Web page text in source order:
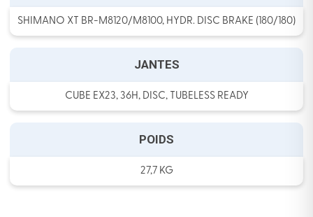
SHIMANO XT BR-M8120/M8100, HYDR. DISC BRAKE (180/180)
JANTES
CUBE EX23, 36H, DISC, TUBELESS READY
POIDS
27,7 KG